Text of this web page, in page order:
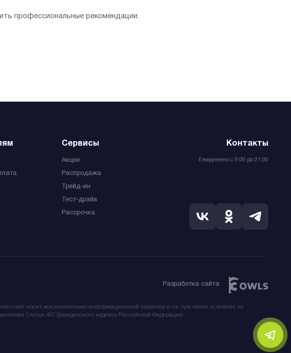
профессиональные рекомендации.
Сервисы
Акции
Распродажа
Трейд-ин
Тест-драйв
Рассрочка
Контакты
Ежедневно с 9.00 до 21.00
Разработка сайта
сайт носит исключительно информационный характер и ни при каких условиях не
Статьи 437 Гражданского кодекса Российской Федерации.